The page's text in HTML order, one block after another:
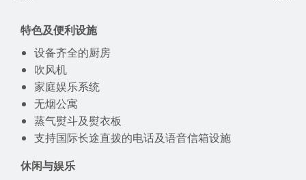
特色及便利设施
设备齐全的厨房
吹风机
家庭娱乐系统
无烟公寓
蒸气熨斗及熨衣板
支持国际长途直拨的电话及语音信箱设施
休闲与娱乐